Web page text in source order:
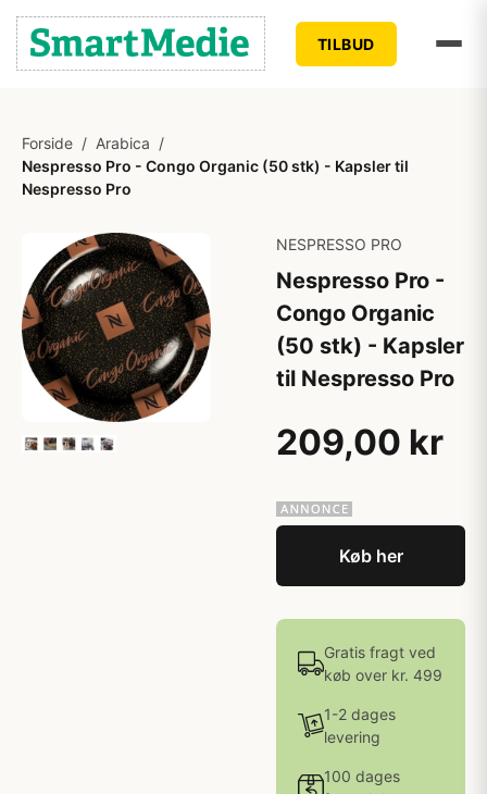
TILBUD
Forside / Arabica /
Nespresso Pro - Congo Organic (50 stk) - Kapsler til
Nespresso Pro
NESPRESSO PRO
Nespresso Pro -
Congo Organic
(50 stk) - Kapsler
til Nespresso Pro
209,00 kr
Køb her
Gratis fragt ved
køb over kr. 499
1-2 dages
levering
100 dages